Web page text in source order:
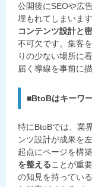
公開後にSEOや広
埋もれてしまいます
コンテンツ設計と
不可欠です。集客
りの少ない場所に
届く導線を事前に
■BtoBはキーワ
特にBtoBでは、業
ンツ設計が成果を
起点にページを構築
を整えることが重
の知見を持ってい